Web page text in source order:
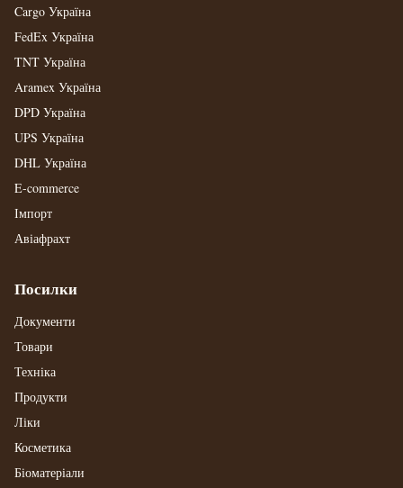
Cargo Україна
FedEx Україна
TNT Україна
Aramex Україна
DPD Україна
UPS Україна
DHL Україна
E-commerce
Імпорт
Авіафрахт
Посилки
Документи
Товари
Техніка
Продукти
Ліки
Косметика
Біоматеріали